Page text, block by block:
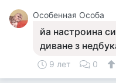
Особенная Особа
йа настроина
диване з
9 лет 0